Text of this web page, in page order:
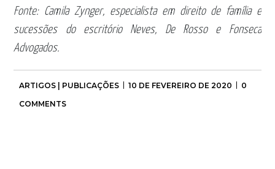
Fonte: Camila Zynger, especialista em direito de família e
sucessões do escritório Neves, De Rosso e Fonseca
Advogados.
ARTIGOS | PUBLICAÇÕES 10 DE FEVEREIRO DE 2020
0
COMMENTS